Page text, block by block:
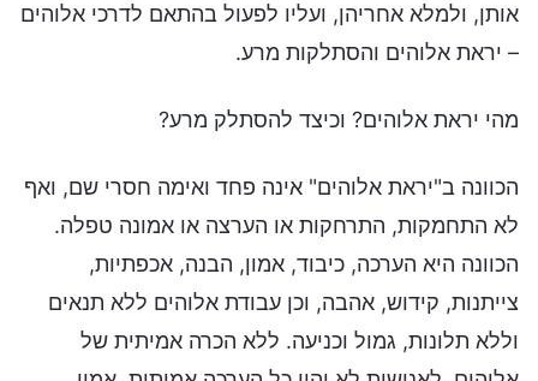
אותן, ולמלא אחריהן, ועליו לפעול בהתאם לדרכי אלוהים
– יראת אלוהים והסתלקות מרע.
מהי יראת אלוהים? וכיצד להסתלק מרע?
הכוונה ב"יראת אלוהים" אינה פחד ואימה חסרי שם, ואף
לא התחמקות, התרחקות או הערצה או אמונה טפלה.
הכוונה היא הערכה, כיבוד, אמון, הבנה, אכפתיות,
צייתנות, קידוש, אהבה, וכן עבודת אלוהים ללא תנאים
וללא תלונות, גמול וכניעה. ללא הכרה אמיתית של